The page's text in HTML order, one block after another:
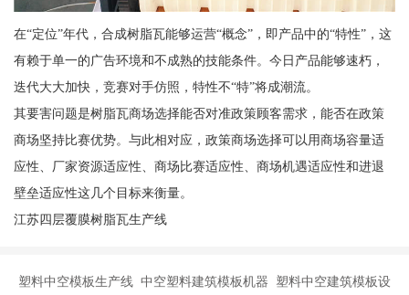
在“定位”年代，合成树脂瓦能够运营“概念”，即产品中的“特性”，这
有赖于单一的广告环境和不成熟的技能条件。今日产品能够速朽，
迭代大大加快，竞赛对手仿照，特性不“特”将成潮流。
其要害问题是树脂瓦商场选择能否对准政策顾客需求，能否在政策
商场坚持比赛优势。与此相对应，政策商场选择可以用商场容量适
应性、厂家资源适应性、商场比赛适应性、商场机遇适应性和进退
壁垒适应性这几个目标来衡量。
江苏四层覆膜树脂瓦生产线
塑料中空模板生产线 中空塑料建筑模板机器 塑料中空建筑模板设